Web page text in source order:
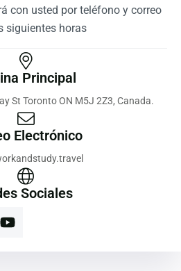
con usted por teléfono y correo
siguientes horas
Principal
St Toronto ON M5J 2Z3, Canada.
Electrónico
Sociales